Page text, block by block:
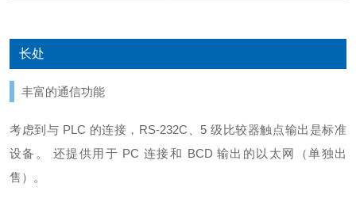
长处
丰富的通信功能
考虑到与 PLC 的连接，RS-232C、5 级比较器触点输出是标准
设备。 还提供用于 PC 连接和 BCD 输出的以太网（单独出
售）。